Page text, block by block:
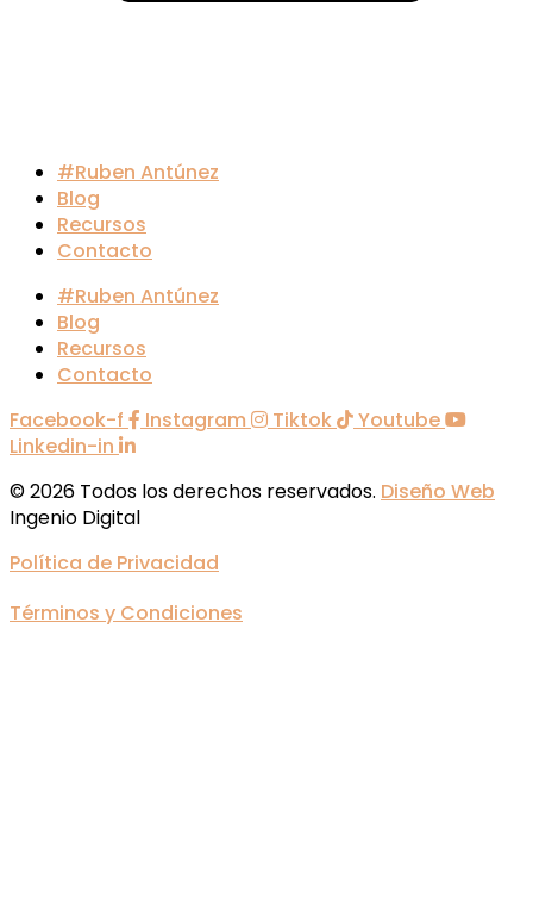
#Ruben Antúnez
Blog
Recursos
Contacto
#Ruben Antúnez
Blog
Recursos
Contacto
Facebook-f
Instagram Tiktok
Youtube
Linkedin-in
© 2026 Todos los derechos reservados. Diseño Web
Ingenio Digital
Política de Privacidad
Términos y Condiciones